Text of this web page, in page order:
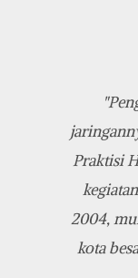
Praktisi
2004,
kota